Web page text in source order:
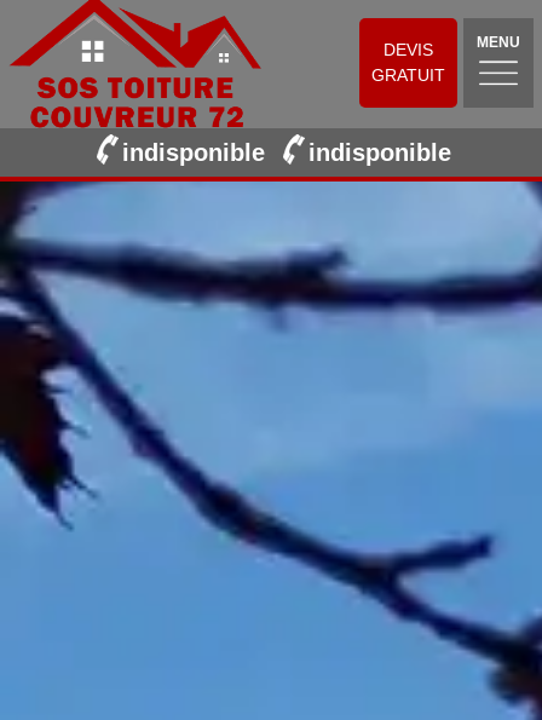
DEVIS
GRATUIT
MENU
indisponible indisponible